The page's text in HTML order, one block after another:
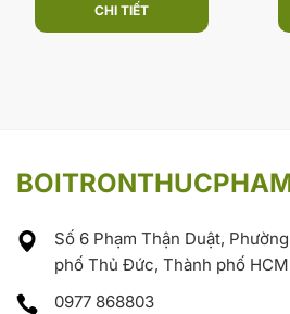
CHI TIẾT
Số 6 Phạm Thận Duật,
phố Thủ Đức, Thành phố HCM
0977 868803